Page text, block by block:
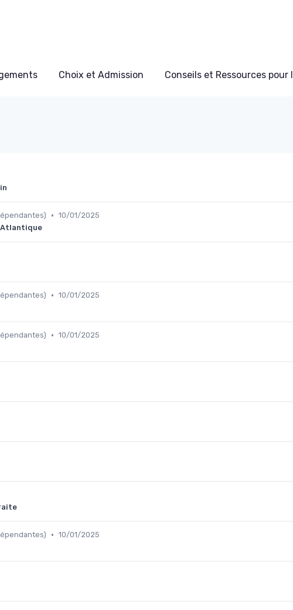
Choix et Admission Conseils et Ressources pour
• 10/01/2025
Atlantique
• 10/01/2025
• 10/01/2025
• 10/01/2025